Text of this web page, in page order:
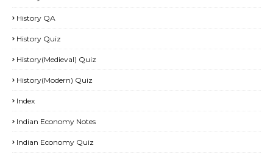
History QA
History Quiz
History(Medieval) Quiz
History(Modern) Quiz
Index
Indian Economy Notes
Indian Economy Quiz